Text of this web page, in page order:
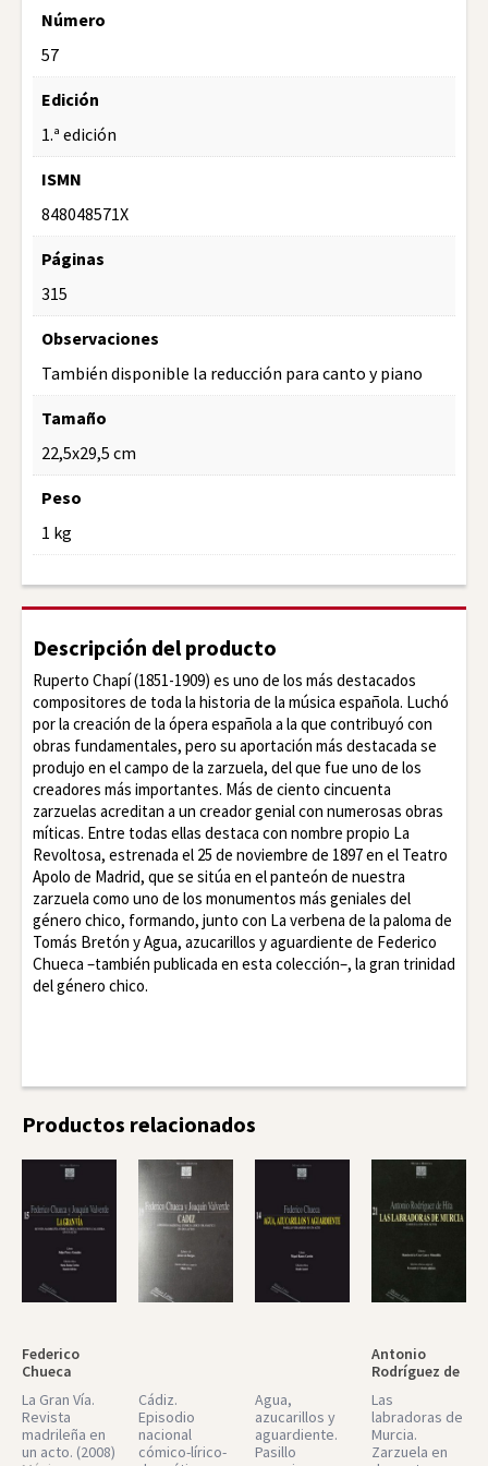
Número
57
Edición
1.ª edición
ISMN
848048571X
Páginas
315
Observaciones
También disponible la reducción para canto y piano
Tamaño
22,5x29,5 cm
Peso
1 kg
Descripción del producto
Ruperto Chapí (1851-1909) es uno de los más destacados
compositores de toda la historia de la música española. Luchó
por la creación de la ópera española a la que contribuyó con
obras fundamentales, pero su aportación más destacada se
produjo en el campo de la zarzuela, del que fue uno de los
creadores más importantes. Más de ciento cincuenta
zarzuelas acreditan a un creador genial con numerosas obras
míticas. Entre todas ellas destaca con nombre propio La
Revoltosa, estrenada el 25 de noviembre de 1897 en el Teatro
Apolo de Madrid, que se sitúa en el panteón de nuestra
zarzuela como uno de los monumentos más geniales del
género chico, formando, junto con La verbena de la paloma de
Tomás Bretón y Agua, azucarillos y aguardiente de Federico
Chueca –también publicada en esta colección–, la gran trinidad
del género chico.
Productos relacionados
Federico
Chueca
La Gran Vía.
Revista
madrileña en
un acto. (2008)
Cádiz.
Episodio
nacional
cómico-lírico-
Agua,
azucarillos y
aguardiente.
Pasillo
Antonio
Rodríguez de
Las
labradoras de
Murcia.
Zarzuela en